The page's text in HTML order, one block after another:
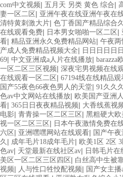
com中文视频| 五月天 另类 黄色 综合|
妻一区二区 | 亚洲午夜在线亚洲午夜在
清特黄刺激大片| 色丁香国产精品综合
在线观看免费| 日本男女啪啪一区二区 |
看| 精品亚洲永久免费精品网站| 午夜两
产成人免费精品视频大全| 日日日日日
69| 中文亚洲成a人片在线播放| barazza
一区二区三区视频| 深夜宅男视频在线
在线观看一区二区 | 67194线在线精品观
国产55夜色66夜色男人的天堂| 91久久
色av中文网站在线播放| 欧美国产亚洲
看| 365日日夜夜精品视频| 大香线蕉视
电影| 青青操一区二区三区 | 黑粗硬大
视一区二区三区 | 日本午夜激情免费在
六区 | 亚洲嘿嘿网站在线观看| 国产午
久 | 成年毛片18成年毛片| 欧美1区 2区 3
色av| 天堂最新在线社区av| 日韩毛片
美区一区二区三区四区 | 白丝高中生被
视频| 人与性口牲恔配视频| 国产女主